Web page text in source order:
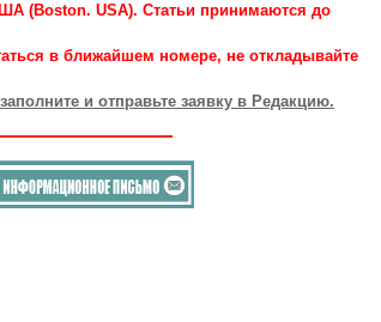
(Boston. USA). Статьи принимаются до
в ближайшем номере, не откладывайте
заполните и отправьте заявку в Редакцию.